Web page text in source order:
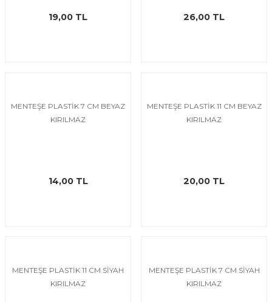
19,00 TL 26,00 TL
MENTEŞE PLASTİK 7 CM BEYAZ
KIRILMAZ
14,00 TL
MENTEŞE PLASTİK 11 CM BEYAZ
KIRILMAZ
20,00 TL
MENTEŞE PLASTİK 11 CM SİYAH
KIRILMAZ
MENTEŞE PLASTİK 7 CM SİYAH
KIRILMAZ